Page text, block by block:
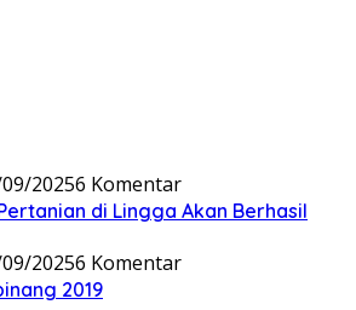
20256 Komentar
di Lingga Akan Berhasil
20256 Komentar
2019